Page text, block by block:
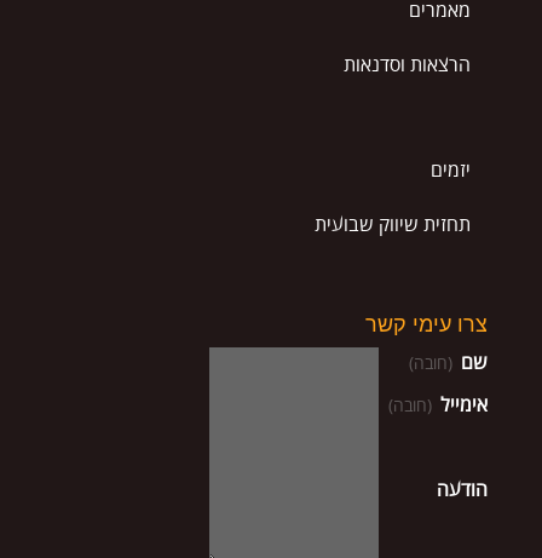
מאמרים
הרצאות וסדנאות
יזמים
תחזית שיווק שבועית
צרו עימי קשר
שם (חובה)
אימייל (חובה)
הודעה